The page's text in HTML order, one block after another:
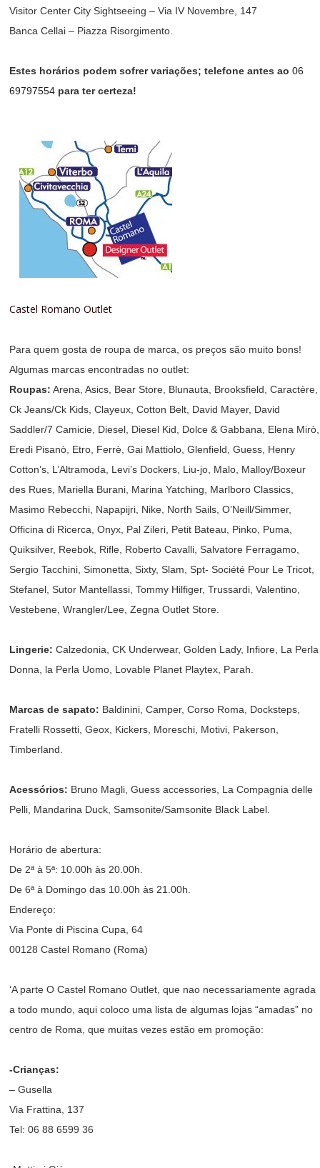
Visitor Center City Sightseeing – Via IV Novembre, 147
Banca Cellai – Piazza Risorgimento.
Estes horários podem sofrer variações; telefone antes ao06
69797554 para ter certeza!
Castel Romano Outlet
Para quem gosta de roupa de marca, os preços são muito bons!
Algumas marcas encontradas no outlet:
Roupas: Arena, Asics, Bear Store, Blunauta, Brooksfield, Caractère,
Ck Jeans/Ck Kids, Clayeux, Cotton Belt, David Mayer, David
Saddler/7 Camicie, Diesel, Diesel Kid, Dolce & Gabbana, Elena Mirò,
Eredi Pisanò, Etro, Ferrè, Gai Mattiolo, Glenfield, Guess, Henry
Cotton’s, L’Altramoda, Levi’s Dockers, Liu-jo, Malo, Malloy/Boxeur
des Rues, Mariella Burani, Marina Yatching, Marlboro Classics,
Masimo Rebecchi, Napapijri, Nike, North Sails, O’Neill/Simmer,
Officina di Ricerca, Onyx, Pal Zileri, Petit Bateau, Pinko, Puma,
Quiksilver, Reebok, Rifle, Roberto Cavalli, Salvatore Ferragamo,
Sergio Tacchini, Simonetta, Sixty, Slam, Spt- Société Pour Le Tricot,
Stefanel, Sutor Mantellassi, Tommy Hilfiger, Trussardi, Valentino,
Vestebene, Wrangler/Lee, Zegna Outlet Store.
Lingerie: Calzedonia, CK Underwear, Golden Lady, Infiore, La Perla
Donna, la Perla Uomo, Lovable Planet Playtex, Parah.
Marcas de sapato: Baldinini, Camper, Corso Roma, Docksteps,
Fratelli Rossetti, Geox, Kickers, Moreschi, Motivi, Pakerson,
Timberland.
Acessórios: Bruno Magli, Guess accessories, La Compagnia delle
Pelli, Mandarina Duck, Samsonite/Samsonite Black Label.
Horário de abertura:
De 2ª à 5ª: 10.00h às 20.00h.
De 6ª à Domingo das 10.00h às 21.00h.
Endereço:
Via Ponte di Piscina Cupa, 64
00128 Castel Romano (Roma)
‘A parte O Castel Romano Outlet, que nao necessariamente agrada
a todo mundo, aqui coloco uma lista de algumas lojas “amadas” no
centro de Roma, que muitas vezes estão em promoção:
-Crianças:
– Gusella
Via Frattina, 137
Tel: 06 88 6599 36